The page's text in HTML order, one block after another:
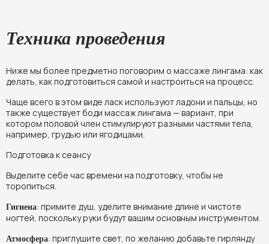
Техника проведения
Ниже мы более предметно поговорим о массаже лингама: как
делать, как подготовиться самой и настроиться на процесс.
Чаще всего в этом виде ласк используют ладони и пальцы, но
также существует боди массаж лингама — вариант, при
котором половой член стимулируют разными частями тела,
например, грудью или ягодицами.
Подготовка к сеансу
Выделите себе час времени на подготовку, чтобы не
торопиться.
Гигиена: примите душ, уделите внимание длине и чистоте
ногтей, поскольку руки будут вашим основным инструментом.
Атмосфера: приглушите свет, по желанию добавьте гирлянду